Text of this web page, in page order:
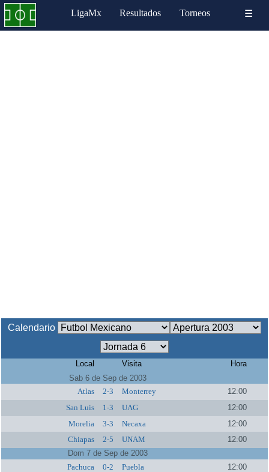
LigaMx Resultados Torneos ☰
Calendario
Local Visita
Hora
Sab 6 de Sep de 2003
Atlas
2-3 Monterrey
12:00
San Luis
1-3 UAG
12:00
Morelia
3-3 Necaxa
12:00
Chiapas
2-5 UNAM
12:00
Dom 7 de Sep de 2003
Pachuca
0-2 Puebla
12:00